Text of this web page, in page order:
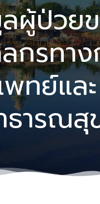
ผู้ป่วย
กรทาง
ทย์และ
ธารณสุ